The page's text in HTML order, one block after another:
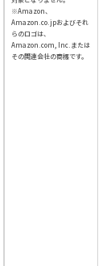
※Amazon、
Amazon.co.jpおよびそれ
らのロゴは、
Amazon.com, Inc.または
その関連会社の商標です。